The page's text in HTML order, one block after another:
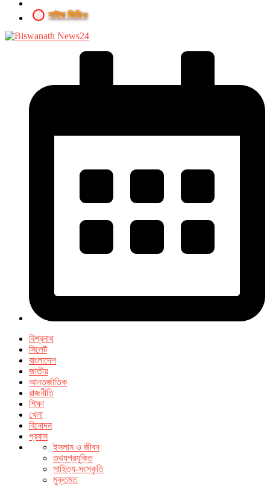
লাইভ ভিডিও
বিশ্বনাথ
সিলেট
বাংলাদেশ
জাতীয়
আন্তর্জাতিক
রাজনীতি
শিক্ষা
খেলা
বিনোদন
প্রবাস
ইসলাম ও জীবন
তথ্যপ্রযুক্তি
সাহিত্য-সংস্কৃতি
মুক্তমত